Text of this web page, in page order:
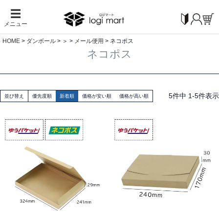
☰
メニュー
HOME ダンボール ＞ メール便用 ネコポス
ネコポス
並び替え 優先度順 新着順 価格が安い順 価格が高い順 5件中 1-5件表示